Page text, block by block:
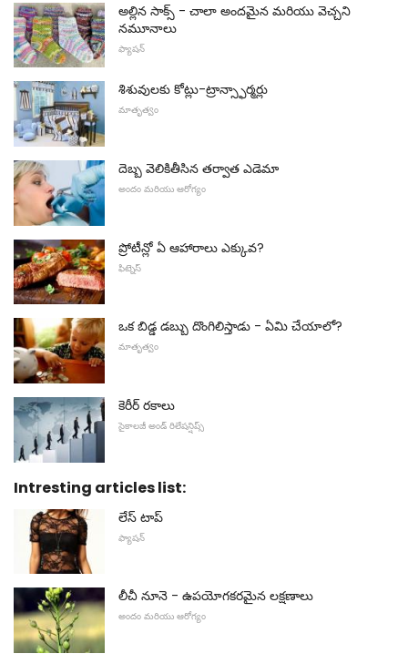
అల్లిన సాక్స్ - చాలా అందమైన మరియు వెచ్చని
నమూనాలు
ఫ్యాషన్
శిశువులకు కోట్లు-ట్రాన్స్ఫార్మర్లు
మాతృత్వం
దెబ్బ వెలికితీసిన తర్వాత ఎడెమా
అందం మరియు ఆరోగ్యం
ప్రోటీన్లో ఏ ఆహారాలు ఎక్కువ?
ఫిట్నెస్
ఒక బిడ్డ డబ్బు దొంగిలిస్తాడు - ఏమి చేయాలో?
మాతృత్వం
కెరీర్ రకాలు
సైకాలజీ అండ్ రిలేషన్షిప్స్
Intresting articles list:
లేస్ టాప్
ఫ్యాషన్
లీచీ నూనె - ఉపయోగకరమైన లక్షణాలు
అందం మరియు ఆరోగ్యం